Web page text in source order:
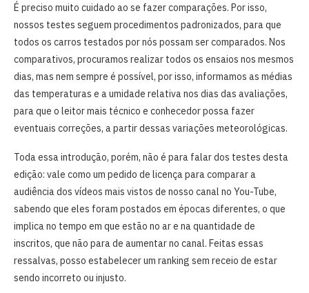
É preciso muito cuidado ao se fazer comparações. Por isso,
nossos testes seguem procedimentos padronizados, para que
todos os carros testados por nós possam ser comparados. Nos
comparativos, procuramos realizar todos os ensaios nos mesmos
dias, mas nem sempre é possível, por isso, informamos as médias
das temperaturas e a umidade relativa nos dias das avaliações,
para que o leitor mais técnico e conhecedor possa fazer
eventuais correções, a partir dessas variações meteorológicas.
Toda essa introdução, porém, não é para falar dos testes desta
edição: vale como um pedido de licença para comparar a
audiência dos vídeos mais vistos de nosso canal no You-Tube,
sabendo que eles foram postados em épocas diferentes, o que
implica no tempo em que estão no ar e na quantidade de
inscritos, que não para de aumentar no canal. Feitas essas
ressalvas, posso estabelecer um ranking sem receio de estar
sendo incorreto ou injusto.